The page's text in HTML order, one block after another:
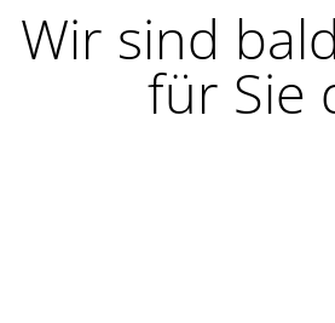
Wir sind
für Sie